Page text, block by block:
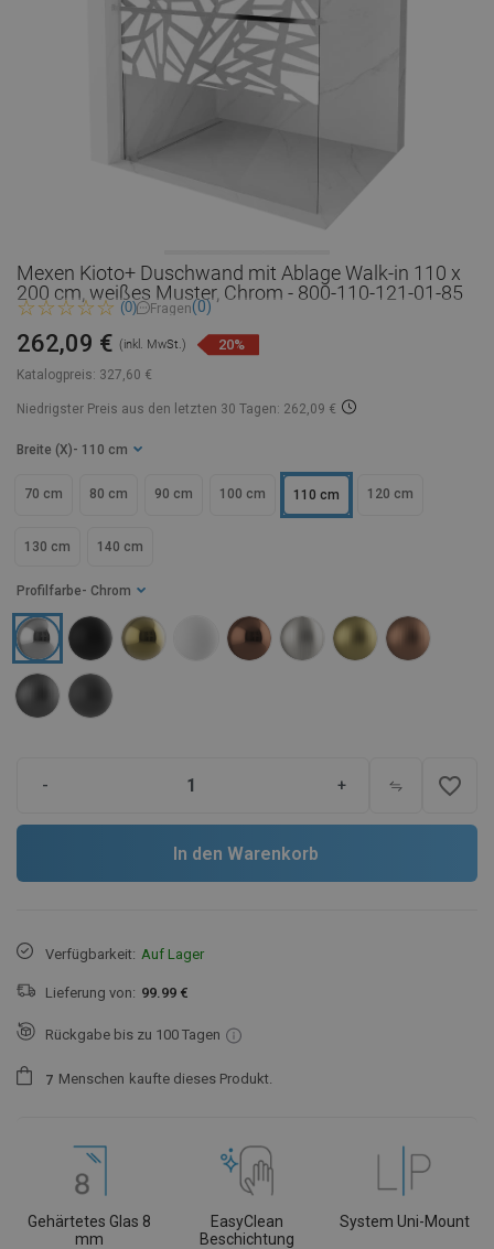
Mexen Kioto+ Duschwand mit Ablage Walk-in 110 x
200 cm, weißes Muster, Chrom - 800-110-121-01-85
(0) Fragen(0)
Katalogpreis: 327,60 €
262,09 € (inkl. MwSt.) 20%
Niedrigster Preis aus den letzten 30 Tagen: 262,09 €
Profilfarbe - Chrom
Breite (X) - 110 cm
70 cm 80 cm 90 cm 100 cm 110 cm 120 cm
130 cm 140 cm
- + favorite_border
In den Warenkorb
Verfügbarkeit: Auf Lager
Lieferung von: 99.99 €
Rückgabe bis zu 100 Tagen
7 Menschen kaufte dieses Produkt.
Gehärtetes Glas 8
mm
EasyClean
Beschichtung
System Uni-Mount